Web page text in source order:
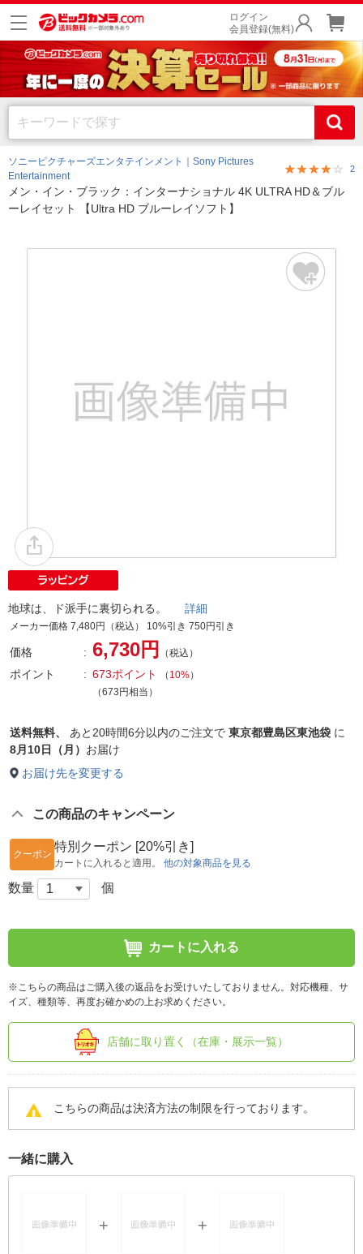
ログイン
会員登録(無料)
ソニーピクチャーズエンタテインメント｜Sony Pictures
Entertainment
2
メン・イン・ブラック：インターナショナル 4K ULTRA HD＆ブル
ーレイセット 【Ultra HD ブルーレイソフト】
地球は、ド派手に裏切られる。 詳細
メーカー価格 7,480円（税込） 10%引き 750円引き
価格 6,730円 （税込）
ポイント 673ポイント （ 10%）
（673円相当）
送料無料、 あと 20時間6分以内のご注文で 東京都豊島区東池袋 に
8月10日（月） お届け
お届け先を変更する
この商品のキャンペーン
クーポン
特別クーポン [20%引き]
カートに入れると適用。 他の対象商品を見る
数量 個
カートに入れる
※こちらの商品はご購入後の返品をお受けいたしておりません。対応機種、サ
イズ、種類等、再度お確かめの上お求めください。
店舗に取り置く（在庫・展示一覧）
こちらの商品は決済方法の制限を行っております。
一緒に購入